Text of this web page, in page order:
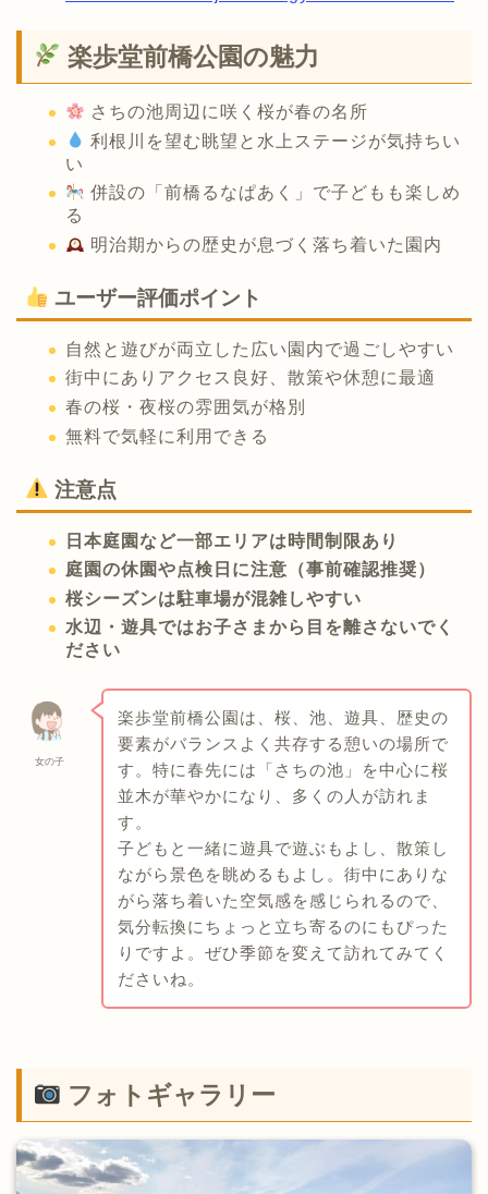
楽歩堂前橋公園の魅力
さちの池周辺に咲く桜が春の名所
利根川を望む眺望と水上ステージが気持ちい
い
併設の「前橋るなぱあく」で子どもも楽しめ
る
明治期からの歴史が息づく落ち着いた園内
ユーザー評価ポイント
自然と遊びが両立した広い園内で過ごしやすい
街中にありアクセス良好、散策や休憩に最適
春の桜・夜桜の雰囲気が格別
無料で気軽に利用できる
注意点
日本庭園など一部エリアは時間制限あり
庭園の休園や点検日に注意（事前確認推奨）
桜シーズンは駐車場が混雑しやすい
水辺・遊具ではお子さまから目を離さないでく
ださい
女の子
楽歩堂前橋公園は、桜、池、遊具、歴史の
要素がバランスよく共存する憩いの場所で
す。特に春先には「さちの池」を中心に桜
並木が華やかになり、多くの人が訪れま
す。
子どもと一緒に遊具で遊ぶもよし、散策し
ながら景色を眺めるもよし。街中にありな
がら落ち着いた空気感を感じられるので、
気分転換にちょっと立ち寄るのにもぴった
りですよ。ぜひ季節を変えて訪れてみてく
ださいね。
フォトギャラリー